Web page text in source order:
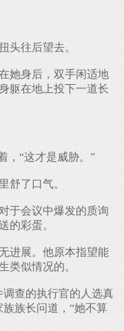
头往后望去。
她身后，双手闲适地
躯在地上投下一道长
“这才是威胁。”
舒了口气。
于会议中爆发的质询
的彩蛋。
进展。他原本指望能
类似情况的。
查的执行官的人选真
族长问道，“她不算